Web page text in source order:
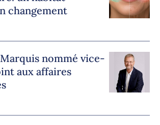
changement
nommé vice-
aux affaires